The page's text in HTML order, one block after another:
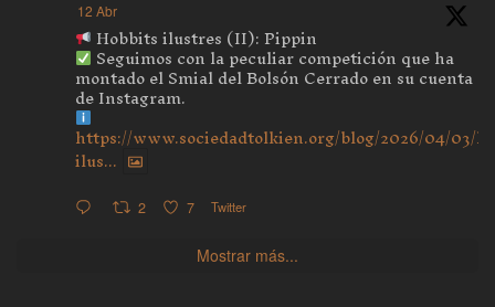
12 Abr
Hobbits ilustres (II): Pippin
Seguimos con la peculiar competición que ha
montado el Smial del Bolsón Cerrado en su cuenta
de Instagram.
https://www.sociedadtolkien.org/blog/2026/04/03/
ilus...
2 7 Twitter
Mostrar más...